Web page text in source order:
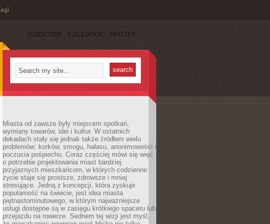
Tagi
SUBSCRIBE FACEBOOK TWITTER
Miasta od zawsze były miejscem spotkań,
wymiany towarów, idei i kultur. W ostatnich
dekadach stały się jednak także źródłem wielu
problemów: korków, smogu, hałasu, anonimowości i
poczucia pośpiechu. Coraz częściej mówi się więc
o potrzebie projektowania miast bardziej
przyjaznych mieszkańcom, w których codzienne
życie staje się prostsze, zdrowsze i mniej
stresujące. Jedną z koncepcji, która zyskuje
popularność na świecie, jest idea miasta
piętnastominutowego, w którym najważniejsze
usługi dostępne są w zasięgu krótkiego spaceru lub
przejazdu na rowerze. Sednem tej wizji jest myśl,